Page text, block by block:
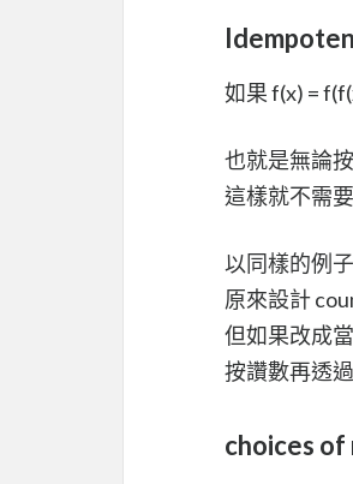
如果 f(x) =
也就是無論
這樣就不需
以同樣的例
原來設計
但如果改成
按讚數再透
choices